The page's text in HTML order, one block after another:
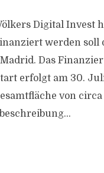
Digital Invest
werden soll
Das
erfolgt am 30.
von circa